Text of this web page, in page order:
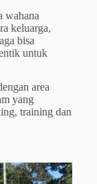
wahana
keluarga,
bisa
untuk
area
yang
training dan